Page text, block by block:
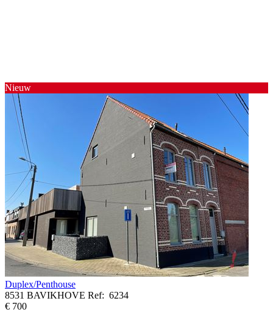
Nieuw
Duplex/Penthouse
8531 BAVIKHOVE Ref: 6234
€ 700